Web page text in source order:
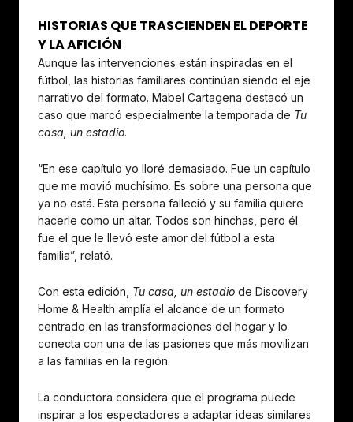
HISTORIAS QUE TRASCIENDEN EL DEPORTE
Y LA AFICIÓN
Aunque las intervenciones están inspiradas en el
fútbol, las historias familiares continúan siendo el eje
narrativo del formato. Mabel Cartagena destacó un
caso que marcó especialmente la temporada de Tu
casa, un estadio.
“En ese capítulo yo lloré demasiado. Fue un capítulo
que me movió muchísimo. Es sobre una persona que
ya no está. Esta persona falleció y su familia quiere
hacerle como un altar. Todos son hinchas, pero él
fue el que le llevó este amor del fútbol a esta
familia”, relató.
Con esta edición, Tu casa, un estadio de Discovery
Home & Health amplía el alcance de un formato
centrado en las transformaciones del hogar y lo
conecta con una de las pasiones que más movilizan
a las familias en la región.
La conductora considera que el programa puede
inspirar a los espectadores a adaptar ideas similares